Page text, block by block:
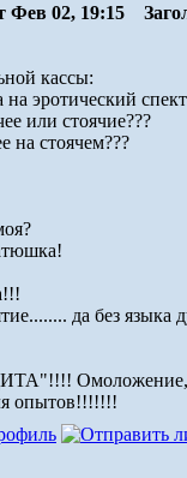
Фев 02, 19:15
кассы:
на эротический
или стоячие???
на стоячем???
да без языка
опытов!!!!!!!